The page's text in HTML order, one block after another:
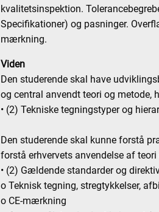
kvalitetsinspektion.
Specifikationer) og pasninger.
mærkning.
Viden
Den studerende skal have
og central anvendt teori og metode,
• (2) Tekniske tegningstyper og
Den studerende skal kunne forstå
forstå erhvervets anvendelse af teori
• (2) Gældende standarder og
o Teknisk tegning, stregtykkelser,
o CE-mærkning